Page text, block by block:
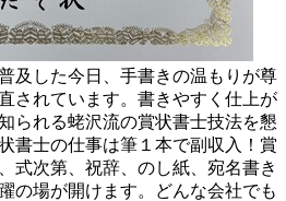
及した今日、手書きの温もりが尊
されています。書きやすく仕上が
られる蛯沢流の賞状書士技法を懇
書士の仕事は筆１本で副収入！賞
式次第、祝辞、のし紙、宛名書き
の場が開けます。どんな会社でも